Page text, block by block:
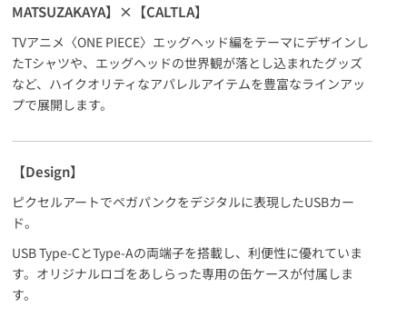
MATSUZAKAYA】×【CALTLA】
TVアニメ〈ONE PIECE〉エッグヘッド編をテーマにデザインし
たTシャツや、エッグヘッドの世界観が落とし込まれたグッズ
など、ハイクオリティなアパレルアイテムを豊富なラインアッ
プで展開します。
【Design】
ピクセルアートでペガパンクをデジタルに表現したUSBカー
ド。
USB Type-CとType-Aの両端子を搭載し、利便性に優れていま
す。オリジナルロゴをあしらった専用の缶ケースが付属しま
す。